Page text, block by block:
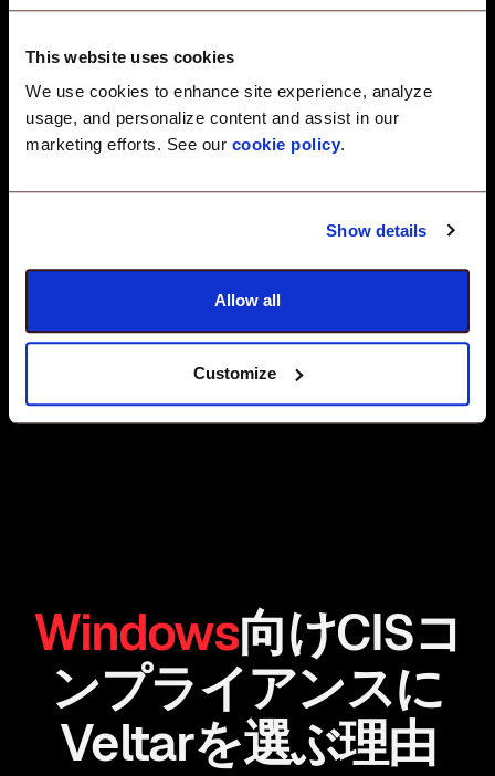
This website uses cookies
We use cookies to enhance site experience, analyze
usage, and personalize content and assist in our
marketing efforts. See our cookie policy.
Show details
Allow all
Customize
準拠デバイスと非準拠デバイスのリスクステータスと
セキュリティスコアを一覧できるライブコンプライア
ンスダッシュボードを表示します。
非準拠設定を自動修正し、監査対応レポートを取得
し、WindowsフリートがCISベンチマークに準拠して
いることを確認します。
Windows向けCISコ
ンプライアンスに
Veltarを選ぶ理由